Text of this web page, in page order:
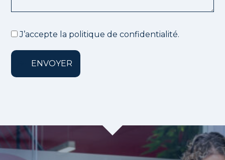
J’accepte la politique de confidentialité.